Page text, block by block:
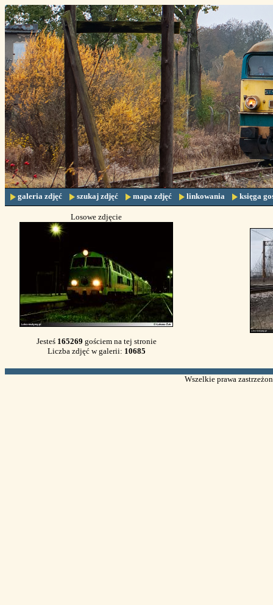
galeria zdjęć szukaj zdjęć mapa zdjęć linkowania księga
Losowe zdjęcie
Jesteś 165269 gościem na tej stronie
Liczba zdjęć w galerii: 10685
Wszelkie prawa